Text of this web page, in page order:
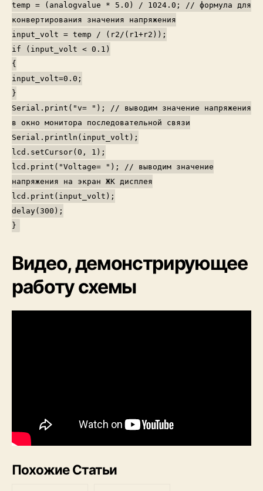
temp = (analogvalue * 5.0) / 1024.0; // формула для
конвертирования значения напряжения
input_volt = temp / (r2/(r1+r2));
if (input_volt < 0.1)
{
input_volt=0.0;
}
Serial.print("v= "); // выводим значение напряжения
в окно монитора последовательной связи
Serial.println(input_volt);
lcd.setCursor(0, 1);
lcd.print("Voltage= "); // выводим значение
напряжения на экран ЖК дисплея
lcd.print(input_volt);
delay(300);
}
Видео, демонстрирующее
работу схемы
Похожие Статьи